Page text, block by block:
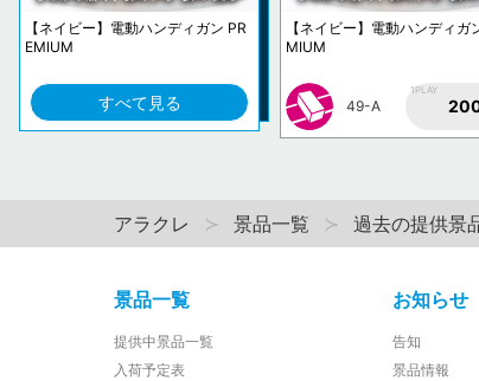
【ネイビー】電動ハンディガン PR
EMIUM
すべて見る
【ネイビー】電動ハンディガ
MIUM
49-A
1PLAY
アラクレ 景品一覧 過去の提供景
景品一覧
提供中景品一覧
入荷予定表
お知らせ
告知
景品情報